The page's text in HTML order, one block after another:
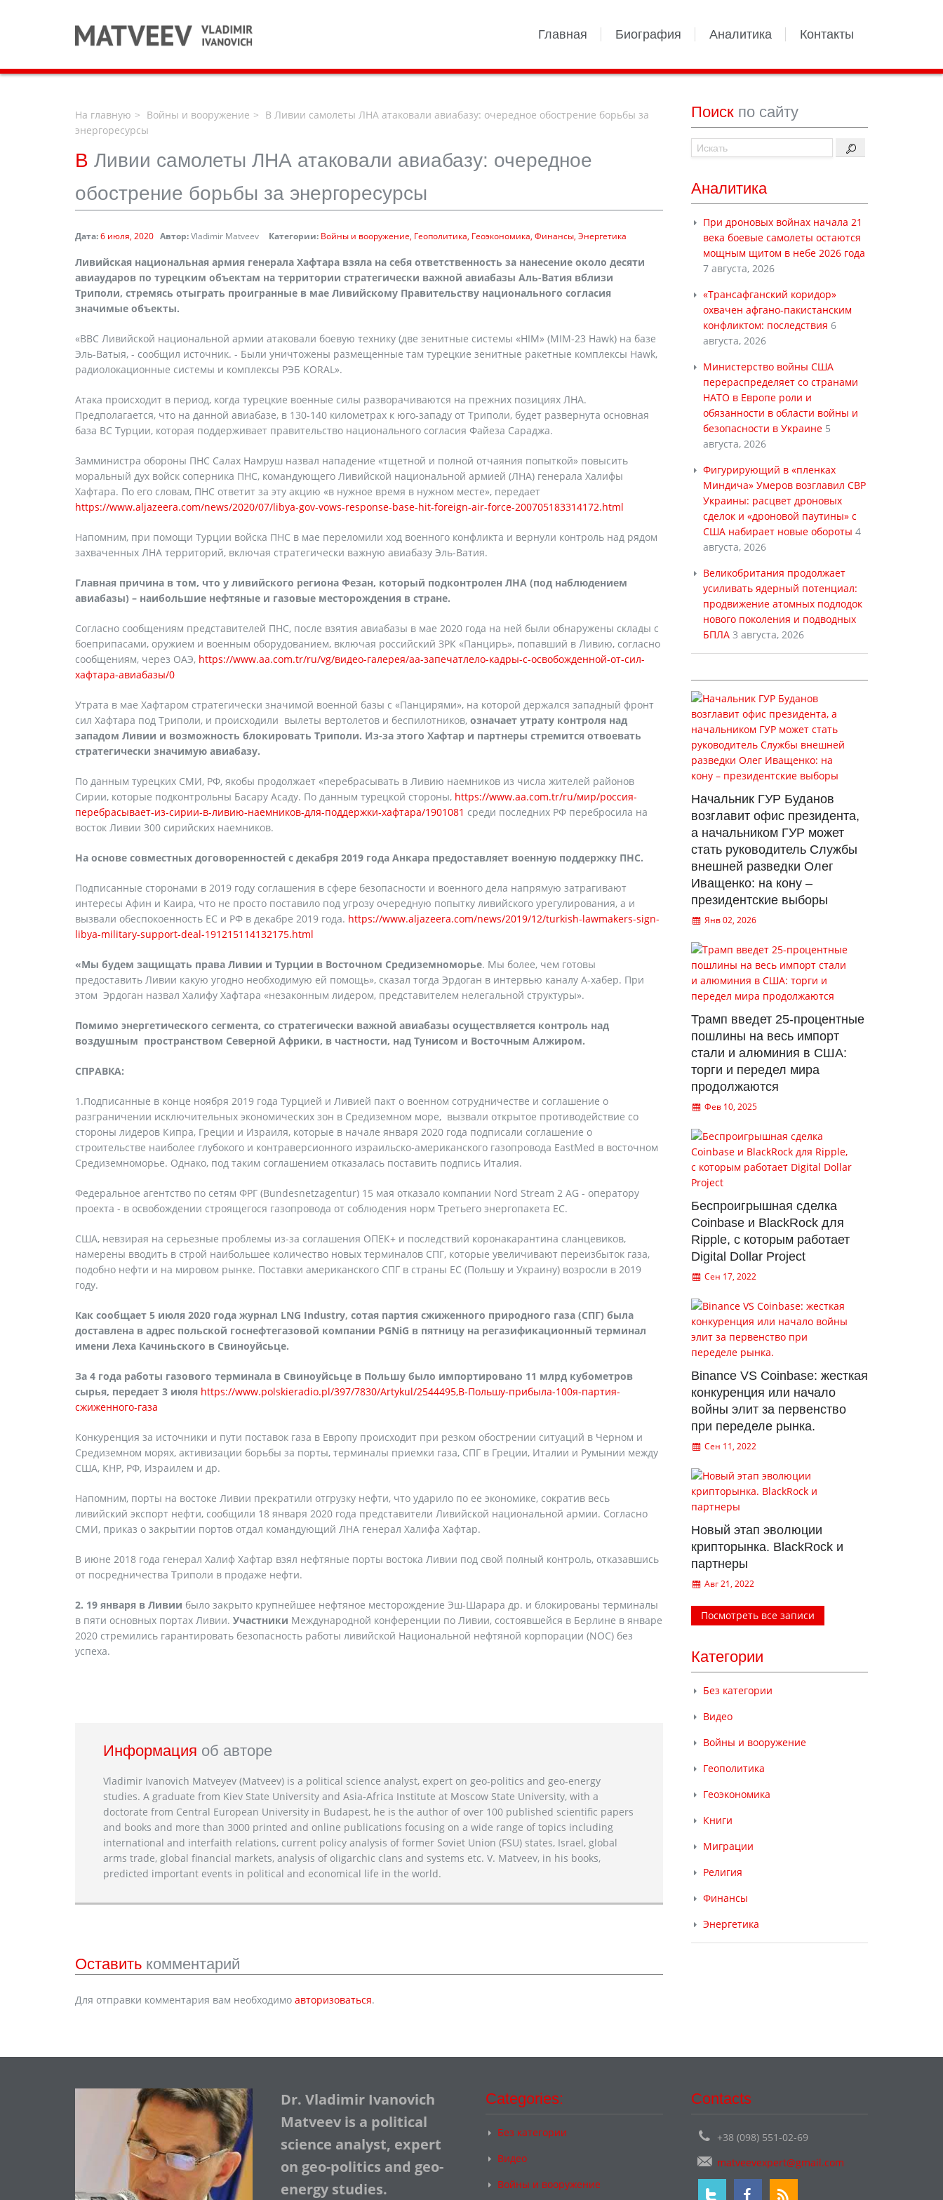
Главная Биография Аналитика Контакты
На главную Войны и вооружение
В Ливии самолеты ЛНА атаковали авиабазу: очередное обострение борьбы за
энергоресурсы
В Ливии самолеты ЛНА атаковали авиабазу: очередное
обострение борьбы за энергоресурсы
Дата:6 июля, 2020 Автор:Vladimir Matveev Категории: Войны и вооружение Геополитика Геоэкономика Финансы Энергетика
Ливийская национальная армия генерала Хафтара взяла на себя ответственность за нанесение около десяти
авиаударов по турецким объектам на территории стратегически важной авиабазы Аль-Ватия вблизи
Триполи, стремясь отыграть проигранные в мае Ливийскому Правительству национального согласия
значимые объекты.
«ВВС Ливийской национальной армии атаковали боевую технику (две зенитные системы «HIM» (MIM-23 Hawk) на базе
Эль-Ватыя, - сообщил источник. - Были уничтожены размещенные там турецкие зенитные ракетные комплексы Hawk,
радиолокационные системы и комплексы РЭБ KORAL».
Атака происходит в период, когда турецкие военные силы разворачиваются на прежних позициях ЛНА.
Предполагается, что на данной авиабазе, в 130-140 километрах к юго-западу от Триполи, будет развернута основная
база ВС Турции, которая поддерживает правительство национального согласия Файеза Сараджа.
Замминистра обороны ПНС Салах Намруш назвал нападение «тщетной и полной отчаяния попыткой» повысить
моральный дух войск соперника ПНС, командующего Ливийской национальной армией (ЛНА) генерала Халифы
Хафтара. По его словам, ПНС ответит за эту акцию «в нужное время в нужном месте», передает
https://www.aljazeera.com/news/2020/07/libya-gov-vows-response-base-hit-foreign-air-force-200705183314172.html
Напомним, при помощи Турции войска ПНС в мае переломили ход военного конфликта и вернули контроль над рядом
захваченных ЛНА территорий, включая стратегически важную авиабазу Эль-Ватия.
Главная причина в том, что у ливийского региона Фезан, который подконтролен ЛНА (под наблюдением
авиабазы) – наибольшие нефтяные и газовые месторождения в стране.
Согласно сообщениям представителей ПНС, после взятия авиабазы в мае 2020 года на ней были обнаружены склады с
боеприпасами, оружием и военным оборудованием, включая российский ЗРК «Панцирь», попавший в Ливию, согласно
сообщениям, через ОАЭ, https://www.aa.com.tr/ru/vg/видео-галерея/аа-запечатлело-кадры-с-освобожденной-от-сил-
хафтара-авиабазы/0
Утрата в мае Хафтаром стратегически значимой военной базы с «Панцирями», на которой держался западный фронт
сил Хафтара под Триполи, и происходили вылеты вертолетов и беспилотников, означает утрату контроля над
западом Ливии и возможность блокировать Триполи. Из-за этого Хафтар и партнеры стремится отвоевать
стратегически значимую авиабазу.
По данным турецких СМИ, РФ, якобы продолжает «перебрасывать в Ливию наемников из числа жителей районов
Сирии, которые подконтрольны Басару Асаду. По данным турецкой стороны, https://www.aa.com.tr/ru/мир/россия-
перебрасывает-из-сирии-в-ливию-наемников-для-поддержки-хафтара/1901081 среди последних РФ перебросила на
восток Ливии 300 сирийских наемников.
На основе совместных договоренностей с декабря 2019 года Анкара предоставляет военную поддержку ПНС.
Подписанные сторонами в 2019 году соглашения в сфере безопасности и военного дела напрямую затрагивают
интересы Афин и Каира, что не просто поставило под угрозу очередную попытку ливийского урегулирования, а и
вызвали обеспокоенность ЕС и РФ в декабре 2019 года. https://www.aljazeera.com/news/2019/12/turkish-lawmakers-sign-
libya-military-support-deal-191215114132175.html
«Мы будем защищать права Ливии и Турции в Восточном Средиземноморье. Мы более, чем готовы
предоставить Ливии какую угодно необходимую ей помощь», сказал тогда Эрдоган в интервью каналу А-хабер. При
этом Эрдоган назвал Халифу Хафтара «незаконным лидером, представителем нелегальной структуры».
Помимо энергетического сегмента, со стратегически важной авиабазы осуществляется контроль над
воздушным пространством Северной Африки, в частности, над Тунисом и Восточным Алжиром.
СПРАВКА:
1.Подписанные в конце ноября 2019 года Турцией и Ливией пакт о военном сотрудничестве и соглашение о
разграничении исключительных экономических зон в Средиземном море, вызвали открытое противодействие со
стороны лидеров Кипра, Греции и Израиля, которые в начале января 2020 года подписали соглашение о
строительстве наиболее глубокого и контраверсионного израильско-американского газопровода EastMed в восточном
Средиземноморье. Однако, под таким соглашением отказалась поставить подпись Италия.
Федеральное агентство по сетям ФРГ (Bundesnetzagentur) 15 мая отказало компании Nord Stream 2 AG - оператору
проекта - в освобождении строящегося газопровода от соблюдения норм Третьего энергопакета ЕС.
США, невзирая на серьезные проблемы из-за соглашения ОПЕК+ и последствий коронакарантина сланцевиков,
намерены вводить в строй наибольшее количество новых терминалов СПГ, которые увеличивают переизбыток газа,
подобно нефти и на мировом рынке. Поставки американского СПГ в страны ЕС (Польшу и Украину) возросли в 2019
году.
Как сообщает 5 июля 2020 года журнал LNG Industry, сотая партия сжиженного природного газа (СПГ) была
доставлена в адрес польской госнефтегазовой компании PGNiG в пятницу на регазификационный терминал
имени Леха Качиньского в Свиноуйсьце.
За 4 года работы газового терминала в Свиноуйсьце в Польшу было импортировано 11 млрд кубометров
сырья, передает 3 июля https://www.polskieradio.pl/397/7830/Artykul/2544495,В-Польшу-прибыла-100я-партия-
сжиженного-газа
Конкуренция за источники и пути поставок газа в Европу происходит при резком обострении ситуаций в Черном и
Средиземном морях, активизации борьбы за порты, терминалы приемки газа, СПГ в Греции, Италии и Румынии между
США, КНР, РФ, Израилем и др.
Напомним, порты на востоке Ливии прекратили отгрузку нефти, что ударило по ее экономике, сократив весь
ливийский экспорт нефти, сообщили 18 января 2020 года представители Ливийской национальной армии. Согласно
СМИ, приказ о закрытии портов отдал командующий ЛНА генерал Халифа Хафтар.
В июне 2018 года генерал Халиф Хафтар взял нефтяные порты востока Ливии под свой полный контроль, отказавшись
от посредничества Триполи в продаже нефти.
2. 19 января в Ливии было закрыто крупнейшее нефтяное месторождение Эш-Шарара др. и блокированы терминалы
в пяти основных портах Ливии. Участники Международной конференции по Ливии, состоявшейся в Берлине в январе
2020 стремились гарантировать безопасность работы ливийской Национальной нефтяной корпорации (NOC) без
успеха.
Информация об авторе
Vladimir Ivanovich Matveyev (Matveev) is a political science analyst, expert on geo-politics and geo-energy
studies. A graduate from Kiev State University and Asia-Africa Institute at Moscow State University, with a
doctorate from Central European University in Budapest, he is the author of over 100 published scientific papers
and books and more than 3000 printed and online publications focusing on a wide range of topics including
international and interfaith relations, current policy analysis of former Soviet Union (FSU) states, Israel, global
arms trade, global financial markets, analysis of oligarchic clans and systems etc. V. Matveev, in his books,
predicted important events in political and economical life in the world.
Оставить комментарий
Для отправки комментария вам необходимо авторизоваться.
Поиск по сайту
Аналитика
При дроновых войнах начала 21
века боевые самолеты остаются
мощным щитом в небе 2026 года
7 августа, 2026
«Трансафганский коридор»
охвачен афгано-пакистанским
конфликтом: последствия 6
августа, 2026
Министерство войны США
перераспределяет со странами
НАТО в Европе роли и
обязанности в области войны и
безопасности в Украине 5
августа, 2026
Фигурирующий в «пленках
Миндича» Умеров возглавил СВР
Украины: расцвет дроновых
сделок и «дроновой паутины» с
США набирает новые обороты 4
августа, 2026
Великобритания продолжает
усиливать ядерный потенциал:
продвижение атомных подлодок
нового поколения и подводных
БПЛА 3 августа, 2026
Начальник ГУР Буданов
возглавит офис президента,
а начальником ГУР может
стать руководитель Службы
внешней разведки Олег
Иващенко: на кону –
президентские выборы
Янв 02, 2026
Трамп введет 25-процентные
пошлины на весь импорт
стали и алюминия в США:
торги и передел мира
продолжаются
Фев 10, 2025
Беспроигрышная сделка
Coinbase и BlackRock для
Ripple, с которым работает
Digital Dollar Project
Сен 17, 2022
Binance VS Coinbase: жесткая
конкуренция или начало
войны элит за первенство
при переделе рынка.
Сен 11, 2022
Новый этап эволюции
крипторынка. BlackRock и
партнеры
Авг 21, 2022
Посмотреть все записи
Категории
Без категории
Видео
Войны и вооружение
Геополитика
Геоэкономика
Книги
Миграции
Религия
Финансы
Энергетика
Dr. Vladimir Ivanovich
Matveev is a political
science analyst, expert
on geo-politics and geo-
energy studies.
Categories:
Без категории
Видео
Войны и вооружение
Contacts
+38 (098) 551-02-69
matveevexpert@gmail.com